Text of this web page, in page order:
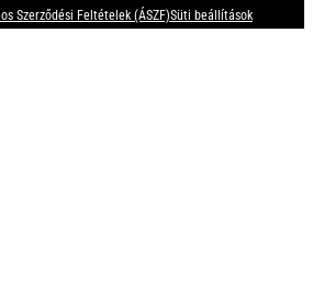
Szerződési Feltételek (ÁSZF)Süti beállítások